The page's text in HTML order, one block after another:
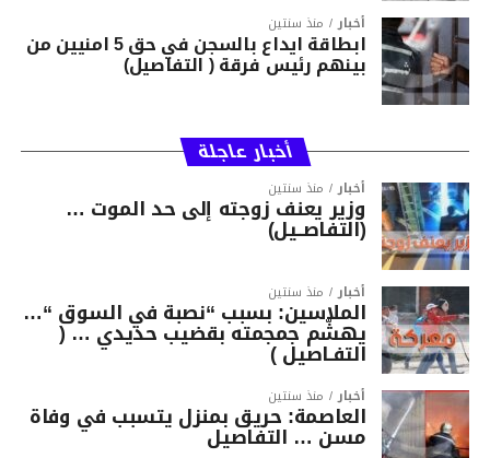
أخبار منذ سنتين
ابطاقة ايداع بالسجن في حق 5 امنيين من
بينهم رئيس فرقة ( التفاصيل)
أخبار عاجلة
أخبار منذ سنتين
وزير يعنف زوجته إلى حد الموت …
(التفاصــيل)
أخبار منذ سنتين
الملاسين: بسبب “نصبة في السوق “…
يهشّم جمجمته بقضيب حديدي … (
التفـاصيل )
أخبار منذ سنتين
العاصمة: حريق بمنزل يتسبب في وفاة
مسن … التفاصيل